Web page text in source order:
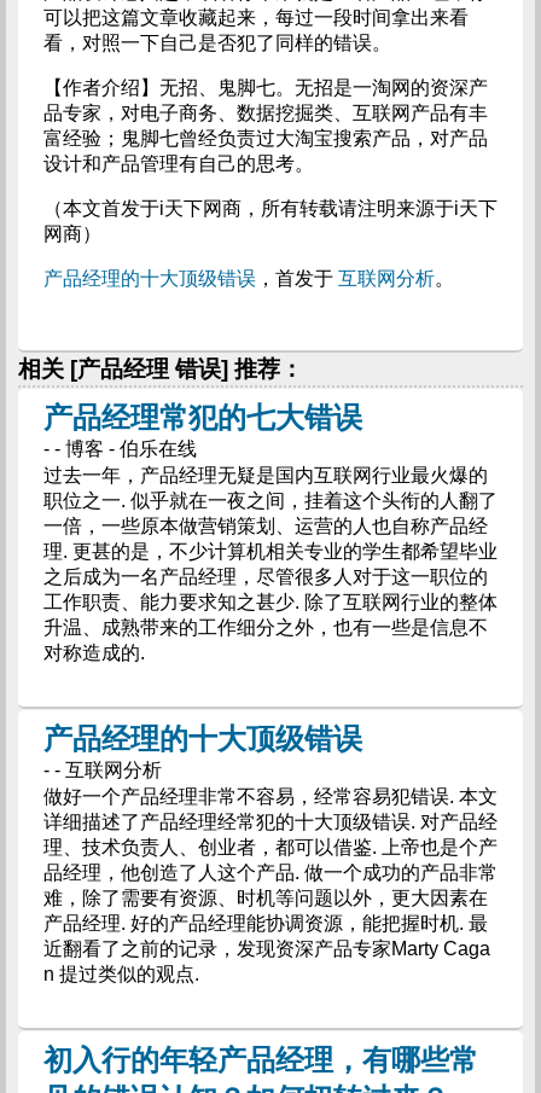
可以把这篇文章收藏起来，每过一段时间拿出来看
看，对照一下自己是否犯了同样的错误。
【作者介绍】无招、鬼脚七。无招是一淘网的资深产
品专家，对电子商务、数据挖掘类、互联网产品有丰
富经验；鬼脚七曾经负责过大淘宝搜索产品，对产品
设计和产品管理有自己的思考。
（本文首发于i天下网商，所有转载请注明来源于i天下
网商）
产品经理的十大顶级错误，首发于 互联网分析。
相关 [产品经理 错误] 推荐：
产品经理常犯的七大错误
- - 博客 - 伯乐在线
过去一年，产品经理无疑是国内互联网行业最火爆的
职位之一. 似乎就在一夜之间，挂着这个头衔的人翻了
一倍，一些原本做营销策划、运营的人也自称产品经
理. 更甚的是，不少计算机相关专业的学生都希望毕业
之后成为一名产品经理，尽管很多人对于这一职位的
工作职责、能力要求知之甚少. 除了互联网行业的整体
升温、成熟带来的工作细分之外，也有一些是信息不
对称造成的.
产品经理的十大顶级错误
- - 互联网分析
做好一个产品经理非常不容易，经常容易犯错误. 本文
详细描述了产品经理经常犯的十大顶级错误. 对产品经
理、技术负责人、创业者，都可以借鉴. 上帝也是个产
品经理，他创造了人这个产品. 做一个成功的产品非常
难，除了需要有资源、时机等问题以外，更大因素在
产品经理. 好的产品经理能协调资源，能把握时机. 最
近翻看了之前的记录，发现资深产品专家Marty Caga
n 提过类似的观点.
初入行的年轻产品经理，有哪些常